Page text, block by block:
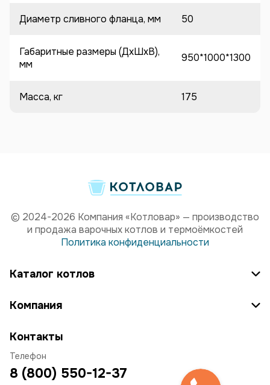
Диаметр сливного фланца, мм 50
Габаритные размеры (ДхШхВ),
мм
950*1000*1300
Масса, кг 175
© 2024-2026 Компания «Котловар» — производство
и продажа варочных котлов и термоёмкостей
Политика конфиденциальности
Каталог котлов
Компания
Контакты
Телефон
8 (800) 550-12-37